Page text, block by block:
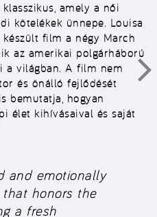
amely a női
kötelékek ünnepe. Louisa
film a négy March
az amerikai polgárháború
a világban. A film nem
és önálló fejlődését
bemutatja, hogyan
élet kihívásaival és saját
and emotionally
honors the
a fresh